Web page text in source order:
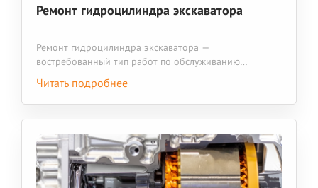
Ремонт гидроцилиндра экскаватора
Ремонт гидроцилиндра экскаватора —
востребованный тип работ по обслуживанию
спецтехники. В процессе эксплуатации тяжелых машин
на гидроцилиндры приходится значительная
нагрузка. В таких условиях неизбежны поломки, износ
отдельных деталей. Если вовремя устранить
неисправность, не возникнет простоев и срыва сроков
работ.
Читать подробнее